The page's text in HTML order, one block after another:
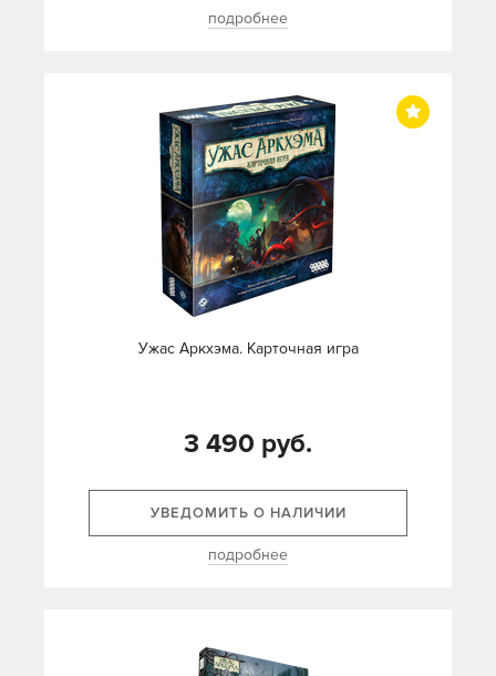
подробнее
Ужас Аркхэма. Карточная игра
3 490 руб.
УВЕДОМИТЬ О НАЛИЧИИ
подробнее